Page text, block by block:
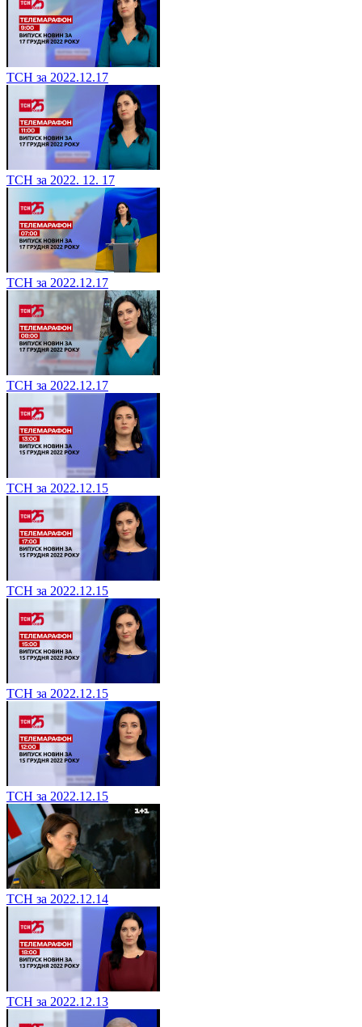
ТСН за 2022.12.17
ТСН за 2022. 12. 17
ТСН за 2022.12.17
ТСН за 2022.12.17
ТСН за 2022.12.15
ТСН за 2022.12.15
ТСН за 2022.12.15
ТСН за 2022.12.15
ТСН за 2022.12.14
ТСН за 2022.12.13